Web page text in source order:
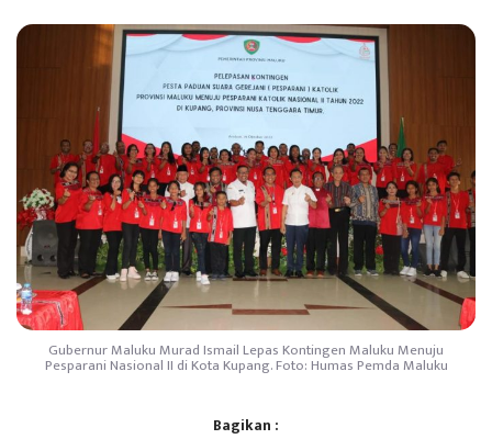
Gubernur Maluku Murad Ismail Lepas Kontingen Maluku Menuju
Pesparani Nasional II di Kota Kupang. Foto: Humas Pemda Maluku
Bagikan :